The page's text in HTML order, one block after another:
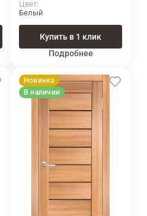
Цвет
Белый
Купить в 1 клик
Подробнее
Новинка
В наличии